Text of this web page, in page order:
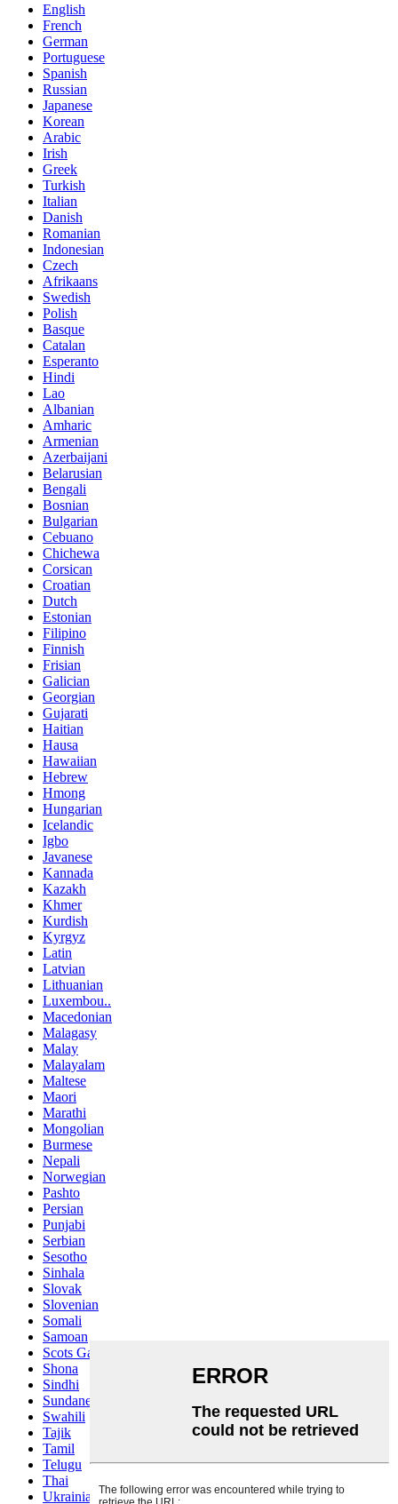
English
French
German
Portuguese
Spanish
Russian
Japanese
Korean
Arabic
Irish
Greek
Turkish
Italian
Danish
Romanian
Indonesian
Czech
Afrikaans
Swedish
Polish
Basque
Catalan
Esperanto
Hindi
Lao
Albanian
Amharic
Armenian
Azerbaijani
Belarusian
Bengali
Bosnian
Bulgarian
Cebuano
Chichewa
Corsican
Croatian
Dutch
Estonian
Filipino
Finnish
Frisian
Galician
Georgian
Gujarati
Haitian
Hausa
Hawaiian
Hebrew
Hmong
Hungarian
Icelandic
Igbo
Javanese
Kannada
Kazakh
Khmer
Kurdish
Kyrgyz
Latin
Latvian
Lithuanian
Luxembou..
Macedonian
Malagasy
Malay
Malayalam
Maltese
Maori
Marathi
Mongolian
Burmese
Nepali
Norwegian
Pashto
Persian
Punjabi
Serbian
Sesotho
Sinhala
Slovak
Slovenian
Somali
Samoan
Scots Gaelic
Shona
Sindhi
Sundanese
Swahili
Tajik
Tamil
Telugu
Thai
Ukrainian